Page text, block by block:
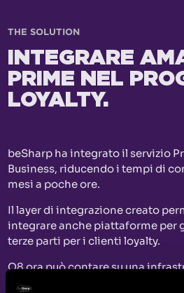
THE SOLUTION
INTEGRARE
PRIME NEL
LOYALTY.
beSharp ha integrato il servizio
Business, riducendo i tempi di
mesi a poche ore.
Il layer di integrazione creato
integrare anche piattaforme per
terze parti per i clienti loyalty.
Q8 ora può contare su una
modulare, scalabile e sicura,